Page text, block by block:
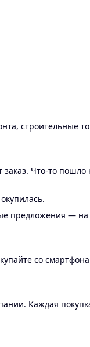
строительные
Что-то
предложения — на
со смартфона
Каждая